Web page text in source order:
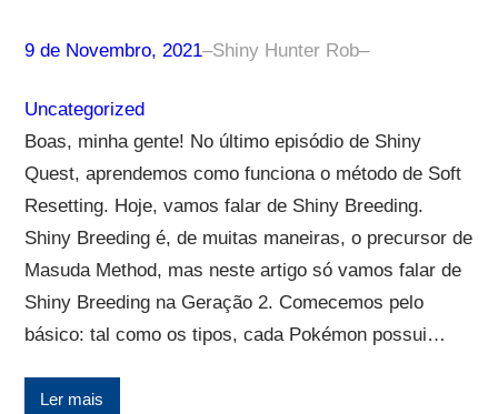
9 de Novembro, 2021–Shiny Hunter Rob–
Uncategorized
Boas, minha gente! No último episódio de Shiny
Quest, aprendemos como funciona o método de Soft
Resetting. Hoje, vamos falar de Shiny Breeding.
Shiny Breeding é, de muitas maneiras, o precursor de
Masuda Method, mas neste artigo só vamos falar de
Shiny Breeding na Geração 2. Comecemos pelo
básico: tal como os tipos, cada Pokémon possui…
Ler mais